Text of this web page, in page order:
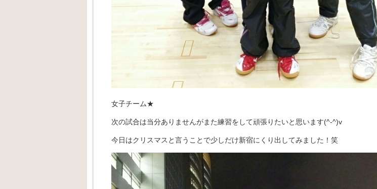
女子チーム★
次の試合は当分ありませんがまた練習をして頑張りたいと思います(^-^)v
今日はクリスマスと言うことで少しだけ新宿にくり出してみました！笑